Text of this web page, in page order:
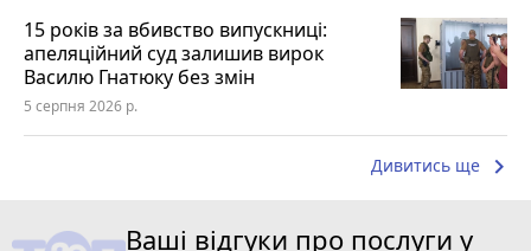
15 років за вбивство випускниці:
апеляційний суд залишив вирок
Василю Гнатюку без змін
5 серпня 2026 р.
Дивитись ще keyboard_arrow_right
Ваші відгуки про послуги у